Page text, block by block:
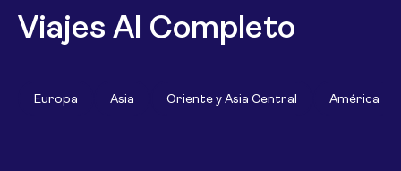
Viajes Al Completo
Europa Asia Oriente y Asia Central América